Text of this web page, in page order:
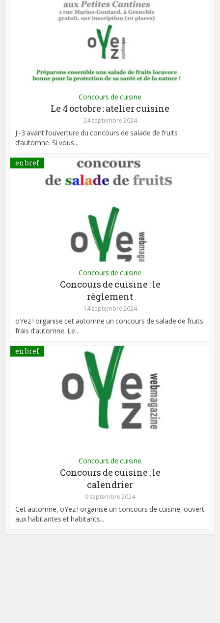
Concours de cuisine
Le 4 octobre : atelier cuisine
24 septembre 2024
J -3 avant l’ouverture du concours de salade de fruits
d’automne. Si vous...
en bref
Concours de cuisine
Concours de cuisine : le
règlement
14 septembre 2024
oYez ! organise cet automne un concours de salade de fruits
frais d’automne. Le...
en bref
Concours de cuisine
Concours de cuisine : le
calendrier
9 septembre 2024
Cet automne, oYez ! organise un concours de cuisine, ouvert
aux habitantes et habitants...